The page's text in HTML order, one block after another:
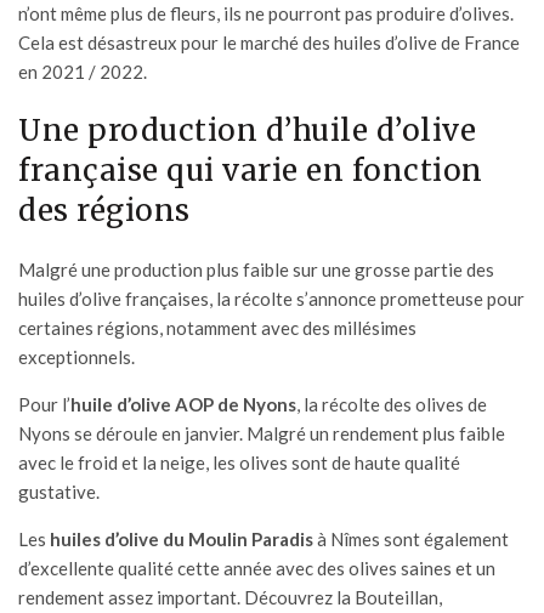
n’ont même plus de fleurs, ils ne pourront pas produire d’olives.
Cela est désastreux pour le marché des huiles d’olive de France
en 2021 / 2022.
Une production d’huile d’olive
française qui varie en fonction
des régions
Malgré une production plus faible sur une grosse partie des
huiles d’olive françaises, la récolte s’annonce prometteuse pour
certaines régions, notamment avec des millésimes
exceptionnels.
Pour l’huile d’olive AOP de Nyons, la récolte des olives de
Nyons se déroule en janvier. Malgré un rendement plus faible
avec le froid et la neige, les olives sont de haute qualité
gustative.
Les huiles d’olive du Moulin Paradisà Nîmes sont également
d’excellente qualité cette année avec des olives saines et un
rendement assez important. Découvrez la Bouteillan,